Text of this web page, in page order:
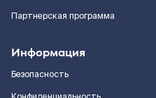
Партнерская программа
Информация
Безопасность